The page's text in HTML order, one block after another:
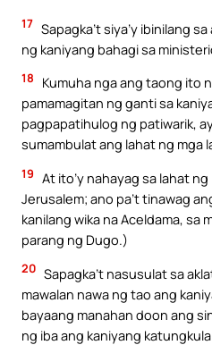
17 Sapagka’t siya’y ibinilang
ng kaniyang bahagi sa
18
Kumuha nga ang taong ito
pamamagitan ng ganti sa
pagpapatihulog ng patiwarik,
sumambulat ang lahat ng mga
19 At ito’y nahayag sa lahat
Jerusalem; ano pa’t tinawag
kanilang wika na Aceldama, sa
parang ng Dugo.)
20 Sapagka’t nasusulat sa
mawalan nawa ng tao ang
bayaang manahan doon ang
ng iba ang kaniyang